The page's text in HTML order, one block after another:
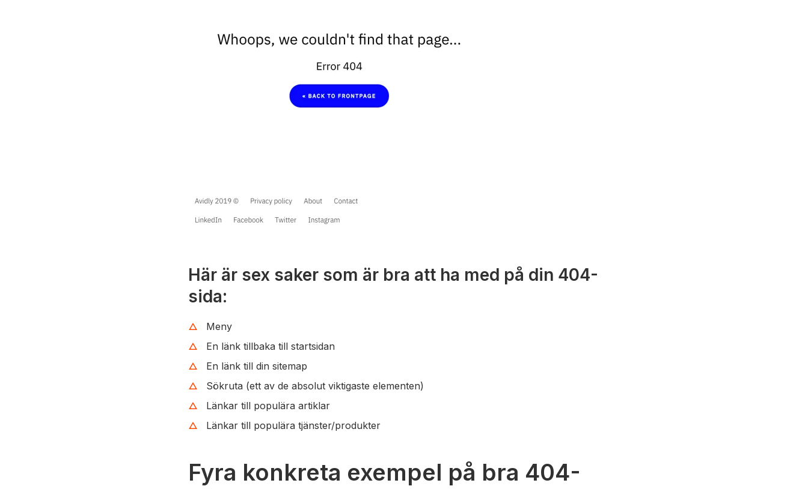
Här är sex saker som är bra att ha med på din 404-
sida:
Meny
En länk tillbaka till startsidan
En länk till din sitemap
Sökruta (ett av de absolut viktigaste elementen)
Länkar till populära artiklar
Länkar till populära tjänster/produkter
Fyra konkreta exempel på bra 404-